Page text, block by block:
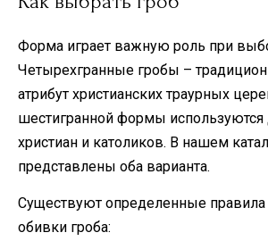
Форма играет важную роль при
Четырехгранные гробы –
атрибут христианских траурных
шестигранной формы используются
христиан и католиков. В нашем
представлены оба варианта.
Существуют определенные
обивки гроба: